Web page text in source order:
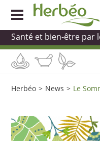
Santé et bien-être par
Herbéo > News > Le